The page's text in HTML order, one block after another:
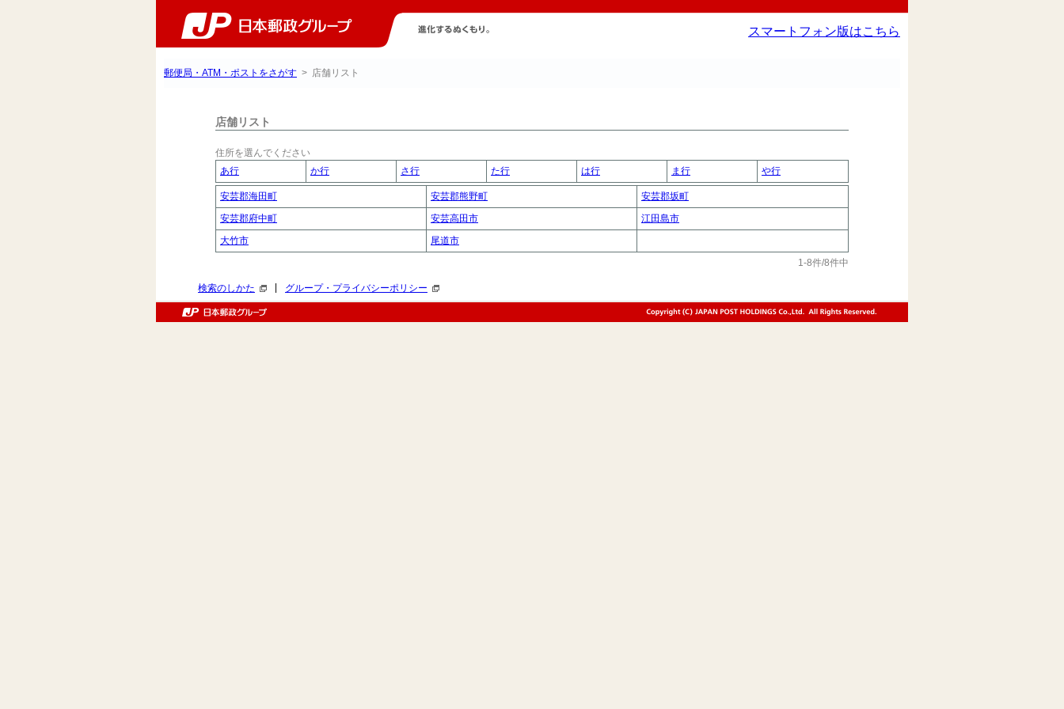
スマートフォン版はこちら
郵便局・ATM・ポストをさがす > 店舗リスト
店舗リスト
住所を選んでください
あ行
か行 さ行 た行 は行 ま行 や行
安芸郡海田町 安芸郡熊野町
安芸郡坂町
安芸郡府中町
安芸高田市
江田島市
大竹市
尾道市
1-8件/8件中
検索のしかた グループ・プライバシーポリシー